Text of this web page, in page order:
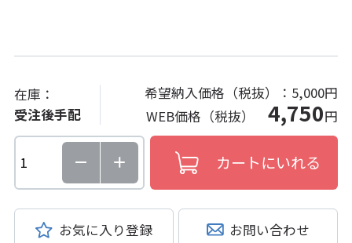
在庫：
受注後手配
希望納入価格（税抜）： 5,000円
WEB価格（税抜）4,750円
お気に入り登録 お問い合わせ